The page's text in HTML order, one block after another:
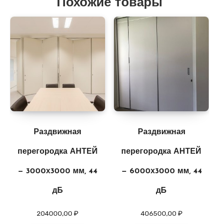
Похожие товары
Раздвижная
перегородка АНТЕЙ
— 3000х3000 мм, 44
дБ
204000,00₽
Раздвижная
перегородка АНТЕЙ
— 6000х3000 мм, 44
дБ
406500,00 ₽